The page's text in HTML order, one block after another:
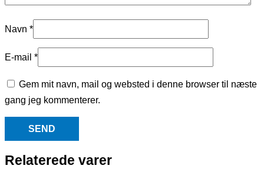
Navn *
E-mail *
Gem mit navn, mail og websted i denne browser til næste
gang jeg kommenterer.
Relaterede varer